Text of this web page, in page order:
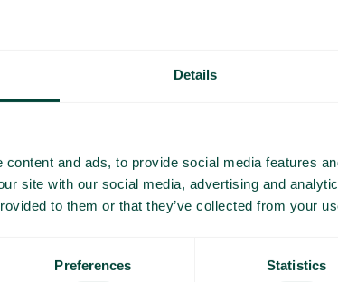
Details
and ads, to provide social media features
site with our social media, advertising and
to them or that they’ve collected from your
Preferences Statistics